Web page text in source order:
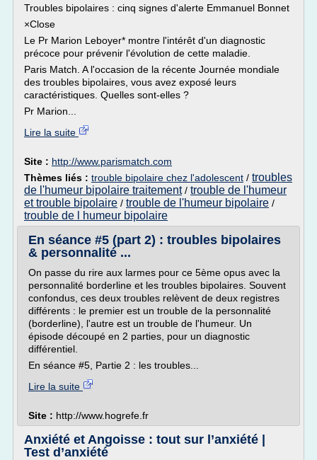
Troubles bipolaires : cinq signes d'alerte Emmanuel Bonnet
×Close
Le Pr Marion Leboyer* montre l'intérêt d'un diagnostic
précoce pour prévenir l'évolution de cette maladie.
Paris Match. A l'occasion de la récente Journée mondiale
des troubles bipolaires, vous avez exposé leurs
caractéristiques. Quelles sont-elles ?
Pr Marion...
Lire la suite
Site : http://www.parismatch.com
Thèmes liés : trouble bipolaire chez l'adolescent / troubles
de l'humeur bipolaire traitement/ trouble de l'humeur
et trouble bipolaire / trouble de l'humeur bipolaire /
trouble de l humeur bipolaire
En séance #5 (part 2) : troubles bipolaires
& personnalité ...
On passe du rire aux larmes pour ce 5ème opus avec la
personnalité borderline et les troubles bipolaires. Souvent
confondus, ces deux troubles relèvent de deux registres
différents : le premier est un trouble de la personnalité
(borderline), l'autre est un trouble de l'humeur. Un
épisode découpé en 2 parties, pour un diagnostic
différentiel.
En séance #5, Partie 2 : les troubles...
Lire la suite
Site : http://www.hogrefe.fr
Anxiété et Angoisse : tout sur l’anxiété |
Test d’anxiété